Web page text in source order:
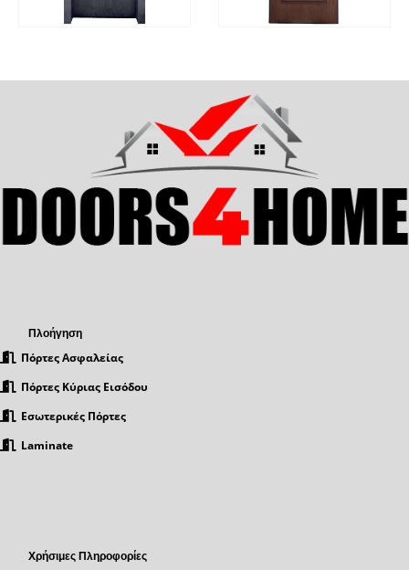
ΔΙΑΒΆΣΤΕ ΠΕΡΙΣΣΌΤΕΡΑ
ΓΡΉΓΟΡΗ
Πλοήγηση
Πόρτες Ασφαλείας
Πόρτες Κύριας Εισόδου
Εσωτερικές Πόρτες
Laminate
Χρήσιμες Πληροφορίες